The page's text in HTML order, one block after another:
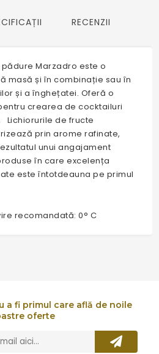
RECENZII
Marzadro este o
masă și în combinație sau în
și a înghețatei. Oferă o
crearea de cocktailuri
de fructe
prin arome rafinate,
unui angajament
în care excelența
este întotdeauna pe primul
recomandată: 0° C
a fi primul care află de noile
oferte